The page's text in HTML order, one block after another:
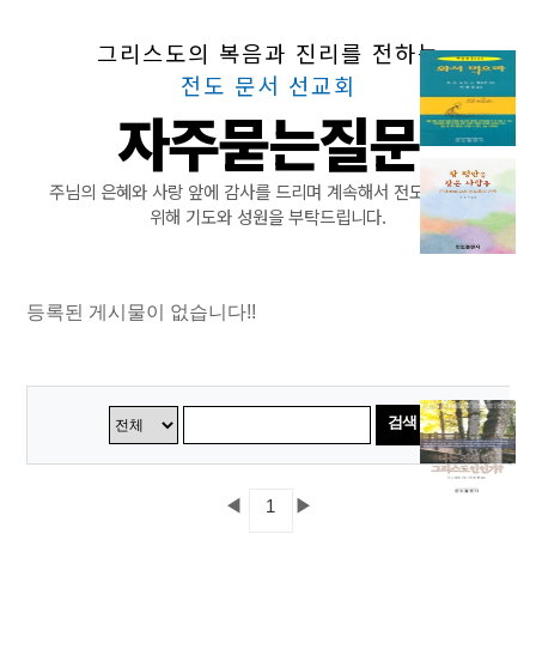
그리스도의 복음과 진리를 전하는
전도 문서 선교회
자주묻는질문
주님의 은혜와 사랑 앞에 감사를 드리며 계속해서 전도출판사를
위해 기도와 성원을 부탁드립니다.
등록된 게시물이 없습니다!!
검색
◀ 1 ▶